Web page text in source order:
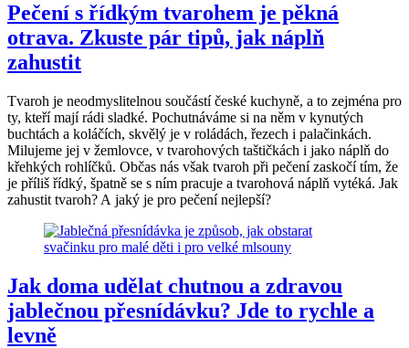
Pečení s řídkým tvarohem je pěkná
otrava. Zkuste pár tipů, jak náplň
zahustit
Tvaroh je neodmyslitelnou součástí české kuchyně, a to zejména pro
ty, kteří mají rádi sladké. Pochutnáváme si na něm v kynutých
buchtách a koláčích, skvělý je v roládách, řezech i palačinkách.
Milujeme jej v žemlovce, v tvarohových taštičkách i jako náplň do
křehkých rohlíčků. Občas nás však tvaroh při pečení zaskočí tím, že
je příliš řídký, špatně se s ním pracuje a tvarohová náplň vytéká. Jak
zahustit tvaroh? A jaký je pro pečení nejlepší?
Jak doma udělat chutnou a zdravou
jablečnou přesnídávku? Jde to rychle a
levně